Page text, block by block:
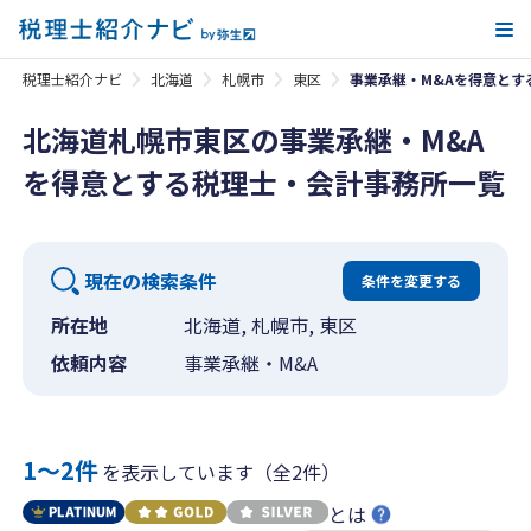
税理士紹介ナビ 北海道 札幌市 東区 事業承継・M&Aを得意と
北海道札幌市東区の事業承継・M&A
を得意とする税理士・会計事務所一覧
現在の検索条件 条件を変更する
所在地
北海道, 札幌市, 東区
依頼内容
事業承継・M&A
1〜2件を表示しています（全2件）
とは